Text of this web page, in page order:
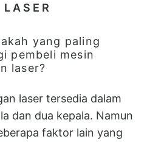
LASER
yang paling
pembeli mesin
laser?
laser tersedia dalam
dan dua kepala. Namun
faktor lain yang